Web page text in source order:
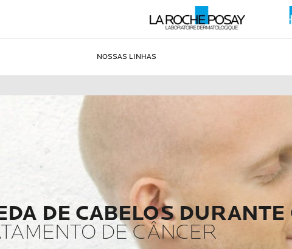
NOSSAS LINHAS
DE CABELOS DURANTE
DE CÂNCER